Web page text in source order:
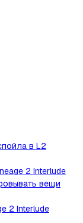
в L2
2 Interlude
вещи
2 Interlude